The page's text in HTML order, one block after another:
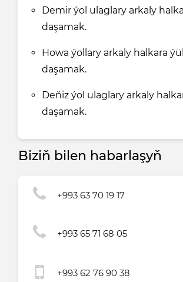
Demir ýol ulaglary arkaly
daşamak.
Howa ýollary arkaly halkara
daşamak.
Deňiz ýol ulaglary arkaly
daşamak.
Biziň bilen habarlaşyň
+993 63 70 19 17
+993 65 71 68 05
+993 62 76 90 38